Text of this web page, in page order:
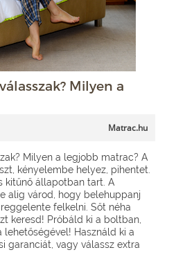
Milyen a
Matrac.hu
Milyen a legjobb matrac? A
kényelembe helyez, pihentet.
kitűnő állapotban tart. A
alig várod, hogy belehuppanj
felkelni. Sőt néha
keresd! Próbáld ki a boltban,
Használd ki a
garanciát, vagy válassz extra